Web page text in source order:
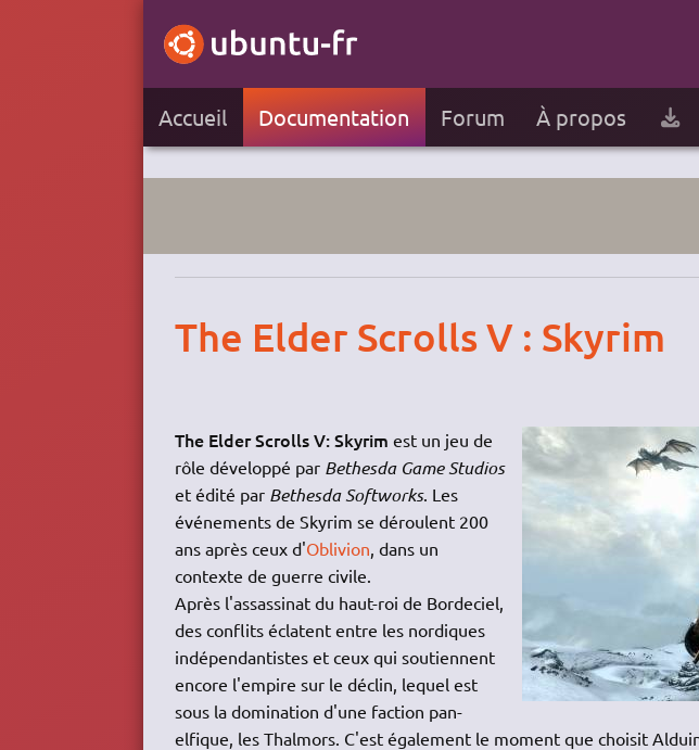
Accueil Documentation Forum À propos
The Elder Scrolls V : Skyrim
The Elder Scrolls V: Skyrim est un jeu de
rôle développé par Bethesda Game Studios
et édité par Bethesda Softworks. Les
événements de Skyrim se déroulent 200
ans après ceux d'Oblivion , dans un
contexte de guerre civile.
Après l'assassinat du haut-roi de Bordeciel,
des conflits éclatent entre les nordiques
indépendantistes et ceux qui soutiennent
encore l'empire sur le déclin, lequel est
sous la domination d'une faction pan-
elfique, les Thalmors. C'est également le moment que choisit